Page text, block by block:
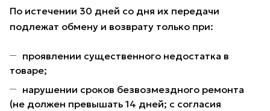
По истечении 30 дней со дня их передачи
подлежат обмену и возврату только при:
проявлении существенного недостатка в
товаре;
нарушении сроков безвозмездного ремонта
(не должен превышать 14 дней; с согласия